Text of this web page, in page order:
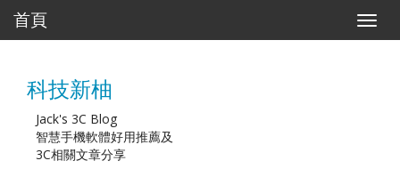
T
o
首頁
科技新柚
Jack's 3C Blog
智慧手機軟體好用推薦及
3C相關文章分享